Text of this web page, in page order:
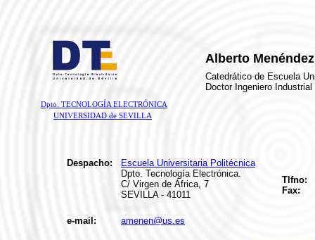
Alberto
Catedrático de Escuela
Doctor Ingeniero Industrial
Dpto. TECNOLOGÍA ELECTRÓNICA
UNIVERSIDAD de SEVILLA
Despacho:
Escuela Universitaria Politécnica
Dpto. Tecnología Electrónica.
C/ Virgen de África, 7
SEVILLA - 41011
Tlfno:
Fax:
e-mail: amenen@us.es